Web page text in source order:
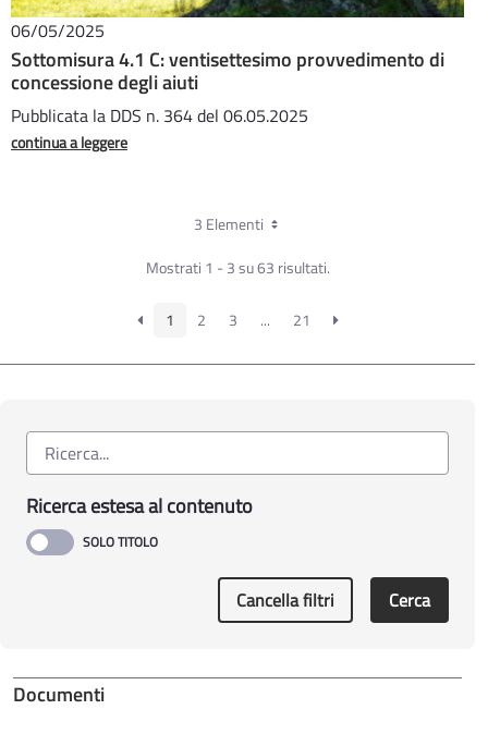
06/05/2025
Sottomisura 4.1 C: ventisettesimo provvedimento di
concessione degli aiuti
Pubblicata la DDS n. 364 del 06.05.2025
continua a leggere
3 Elementi
Mostrati 1 - 3 su 63 risultati.
1 2 3 ... 21
Ricerca estesa al contenuto
Cancella filtri Cerca
Documenti